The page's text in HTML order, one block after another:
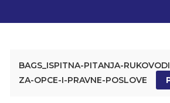
BAGS_ISPITNA-PITANJA-
ZA-OPCE-I-PRAVNE-POSLOVE